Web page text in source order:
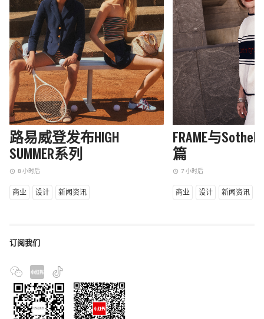
路易威登发布HIGH
SUMMER系列
access_time 8 小时后
商业 设计 新闻资讯
FRAME与
篇
access_time 7 小时后
商业 设计 新闻资讯
订阅我们